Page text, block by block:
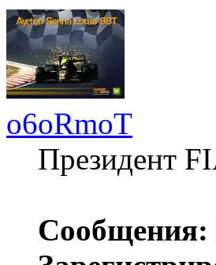
o6oRmoT
Президент
Сообщения: